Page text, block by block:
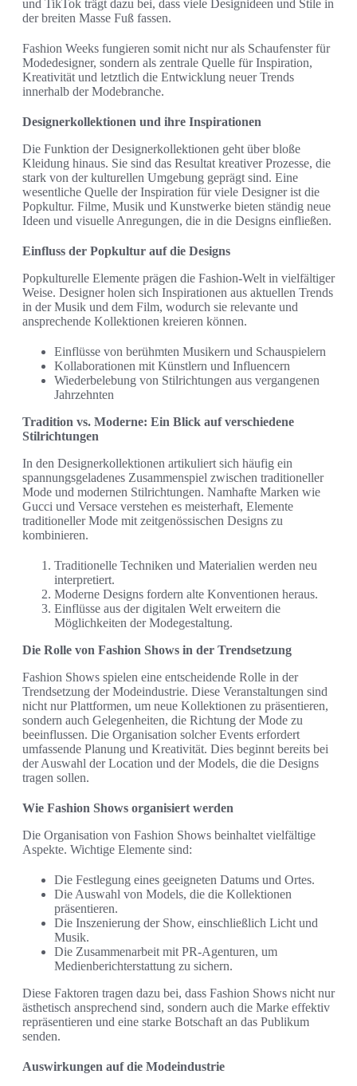
und TikTok trägt dazu bei, dass viele Designideen und Stile in
der breiten Masse Fuß fassen.
Fashion Weeks fungieren somit nicht nur als Schaufenster für
Modedesigner, sondern als zentrale Quelle für Inspiration,
Kreativität und letztlich die Entwicklung neuer Trends
innerhalb der Modebranche.
Designerkollektionen und ihre Inspirationen
Die Funktion der Designerkollektionen geht über bloße
Kleidung hinaus. Sie sind das Resultat kreativer Prozesse, die
stark von der kulturellen Umgebung geprägt sind. Eine
wesentliche Quelle der Inspiration für viele Designer ist die
Popkultur. Filme, Musik und Kunstwerke bieten ständig neue
Ideen und visuelle Anregungen, die in die Designs einfließen.
Einfluss der Popkultur auf die Designs
Popkulturelle Elemente prägen die Fashion-Welt in vielfältiger
Weise. Designer holen sich Inspirationen aus aktuellen Trends
in der Musik und dem Film, wodurch sie relevante und
ansprechende Kollektionen kreieren können.
Einflüsse von berühmten Musikern und Schauspielern
Kollaborationen mit Künstlern und Influencern
Wiederbelebung von Stilrichtungen aus vergangenen
Jahrzehnten
Tradition vs. Moderne: Ein Blick auf verschiedene
Stilrichtungen
In den Designerkollektionen artikuliert sich häufig ein
spannungsgeladenes Zusammenspiel zwischen traditioneller
Mode und modernen Stilrichtungen. Namhafte Marken wie
Gucci und Versace verstehen es meisterhaft, Elemente
traditioneller Mode mit zeitgenössischen Designs zu
kombinieren.
Traditionelle Techniken und Materialien werden neu
interpretiert.
Moderne Designs fordern alte Konventionen heraus.
Einflüsse aus der digitalen Welt erweitern die
Möglichkeiten der Modegestaltung.
Die Rolle von Fashion Shows in der Trendsetzung
Fashion Shows spielen eine entscheidende Rolle in der
Trendsetzung der Modeindustrie. Diese Veranstaltungen sind
nicht nur Plattformen, um neue Kollektionen zu präsentieren,
sondern auch Gelegenheiten, die Richtung der Mode zu
beeinflussen. Die Organisation solcher Events erfordert
umfassende Planung und Kreativität. Dies beginnt bereits bei
der Auswahl der Location und der Models, die die Designs
tragen sollen.
Wie Fashion Shows organisiert werden
Die Organisation von Fashion Shows beinhaltet vielfältige
Aspekte. Wichtige Elemente sind:
Die Festlegung eines geeigneten Datums und Ortes.
Die Auswahl von Models, die die Kollektionen
präsentieren.
Die Inszenierung der Show, einschließlich Licht und
Musik.
Die Zusammenarbeit mit PR-Agenturen, um
Medienberichterstattung zu sichern.
Diese Faktoren tragen dazu bei, dass Fashion Shows nicht nur
ästhetisch ansprechend sind, sondern auch die Marke effektiv
repräsentieren und eine starke Botschaft an das Publikum
senden.
Auswirkungen auf die Modeindustrie